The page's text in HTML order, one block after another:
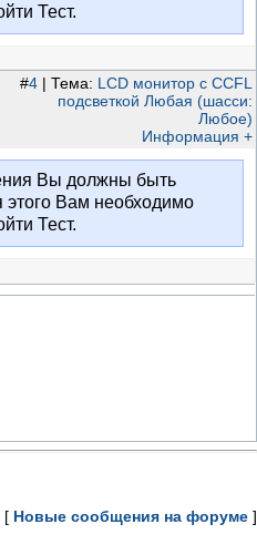
Тест.
#4 | Тема: LCD монитор с CCFL
подсветкой Любая (шасси:
Любое)
Информация +
Вы должны быть
Вам необходимо
Тест.
[ Новые сообщения на форуме ]